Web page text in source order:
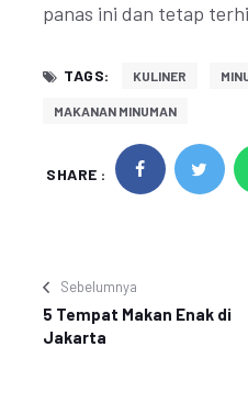
panas ini dan tetap
TAGS: KULINER
MAKANAN MINUMAN
SHARE :
Sebelumnya
5 Tempat Makan Enak di
Jakarta